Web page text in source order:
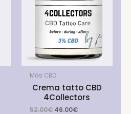
Más CBD
Crema tatto CBD
4Collectors
52.00€ Original
46.00€Current